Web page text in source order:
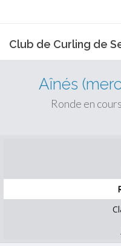
Club de Curling de
Aînés
Ronde en